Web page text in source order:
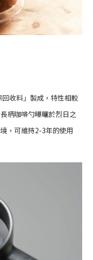
收料」製成，特性相較
柄咖啡勺曝曬於烈日之
，可維持2-3年的使用